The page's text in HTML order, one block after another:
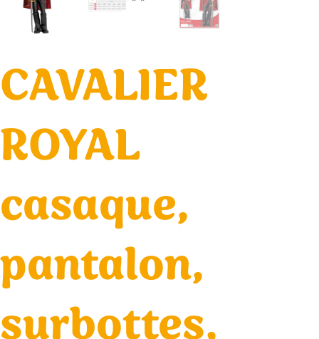
CAVALIER
ROYAL
casaque,
pantalon,
surbottes,